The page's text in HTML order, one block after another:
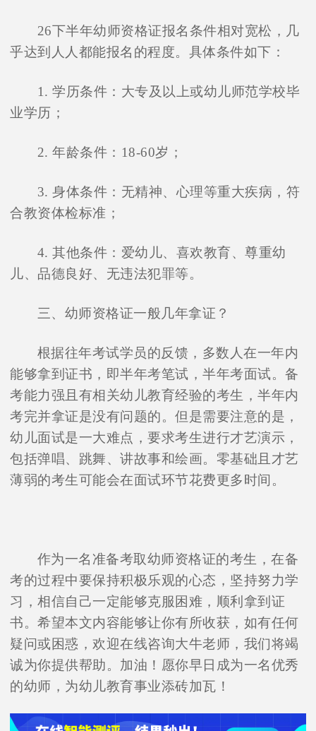
26下半年幼师资格证报名条件相对宽松，几
乎达到人人都能报名的程度。具体条件如下：
1. 学历条件：大专及以上或幼儿师范学校毕
业学历；
2. 年龄条件：18-60岁；
3. 身体条件：无精神、心理等重大疾病，符
合教资体检标准；
4. 其他条件：爱幼儿、喜欢教育、尊重幼
儿、品德良好、无违法犯罪等。
三、幼师资格证一般几年拿证？
根据往年考试学员的反馈，多数人在一年内
能够拿到证书，即半年考笔试，半年考面试。备
考能力强且有相关幼儿教育经验的考生，半年内
考完并拿证是没有问题的。但是需要注意的是，
幼儿面试是一大难点，要求考生进行才艺演示，
包括弹唱、跳舞、讲故事和绘画。零基础且才艺
薄弱的考生可能会在面试环节花费更多时间。
作为一名准备考取幼师资格证的考生，在备
考的过程中要保持积极乐观的心态，坚持努力学
习，相信自己一定能够克服困难，顺利拿到证
书。希望本文内容能够让你有所收获，如有任何
疑问或困惑，欢迎在线咨询大牛老师，我们将竭
诚为你提供帮助。加油！愿你早日成为一名优秀
的幼师，为幼儿教育事业添砖加瓦！